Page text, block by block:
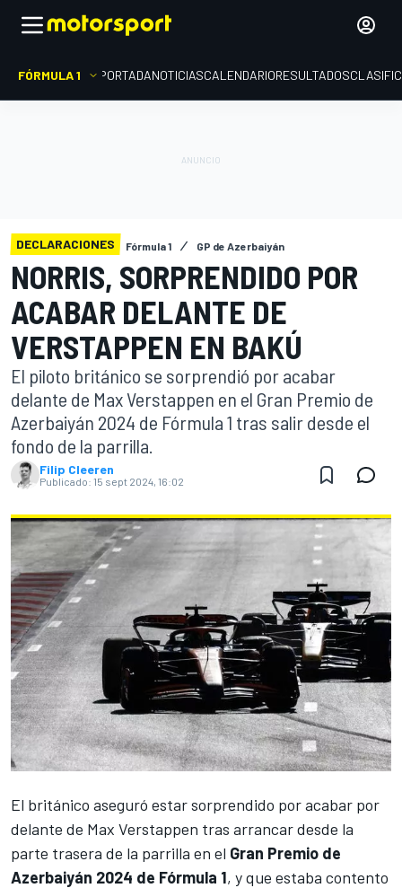
FÓRMULA 1 PORTADANOTICIASCALENDARIORESULTADOS
DECLARACIONES Fórmula 1 GP de Azerbaiyán
NORRIS, SORPRENDIDO POR
ACABAR DELANTE DE
VERSTAPPEN EN BAKÚ
El piloto británico se sorprendió por acabar
delante de Max Verstappen en el Gran Premio de
Azerbaiyán 2024 de Fórmula 1 tras salir desde el
fondo de la parrilla.
Filip Cleeren
Publicado: 15 sept 2024, 16:02
El británico aseguró estar sorprendido por acabar por
delante de Max Verstappen tras arrancar desde la
parte trasera de la parrilla en el Gran Premio de
Azerbaiyán 2024 de Fórmula 1, y que estaba contento